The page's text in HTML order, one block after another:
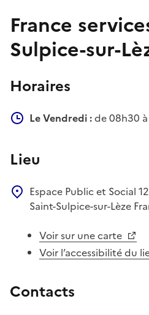
France
Sulpice-sur-
Horaires
Le Vendredi :de 08h30
Lieu
Espace Public et Social
Saint-Sulpice-sur-Lèze
Voir sur une carte
Voir l’accessibilité du
Contacts